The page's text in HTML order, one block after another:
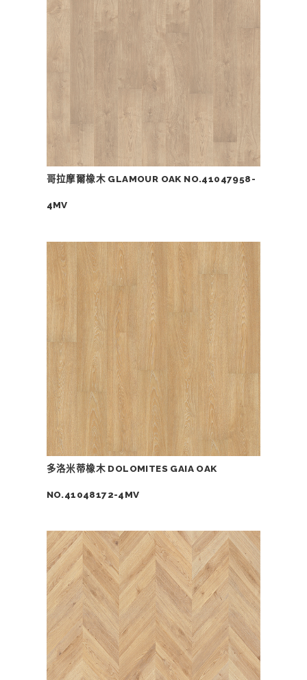
哥拉摩爾橡木 GLAMOUR OAK NO.41047958-
4MV
多洛米蒂橡木 DOLOMITES GAIA OAK
NO.41048172-4MV